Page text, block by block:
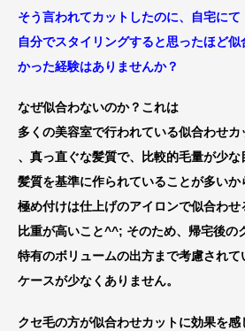
そう言われてカットしたのに、自宅にて
自分でスタイリングすると思ったほど似
かった経験はありませんか？
なぜ似合わないのか？これは
多くの美容室で行われている似合わせカ
、真っ直ぐな髪質で、比較的毛量が少な
髪質を基準に作られていることが多いか
極め付けは仕上げのアイロンで似合わせ
比重が高いこと^^; そのため、帰宅後の
特有のボリュームの出方まで考慮されて
ケースが少なくありません。
クセ毛の方が似合わせカットに効果を感